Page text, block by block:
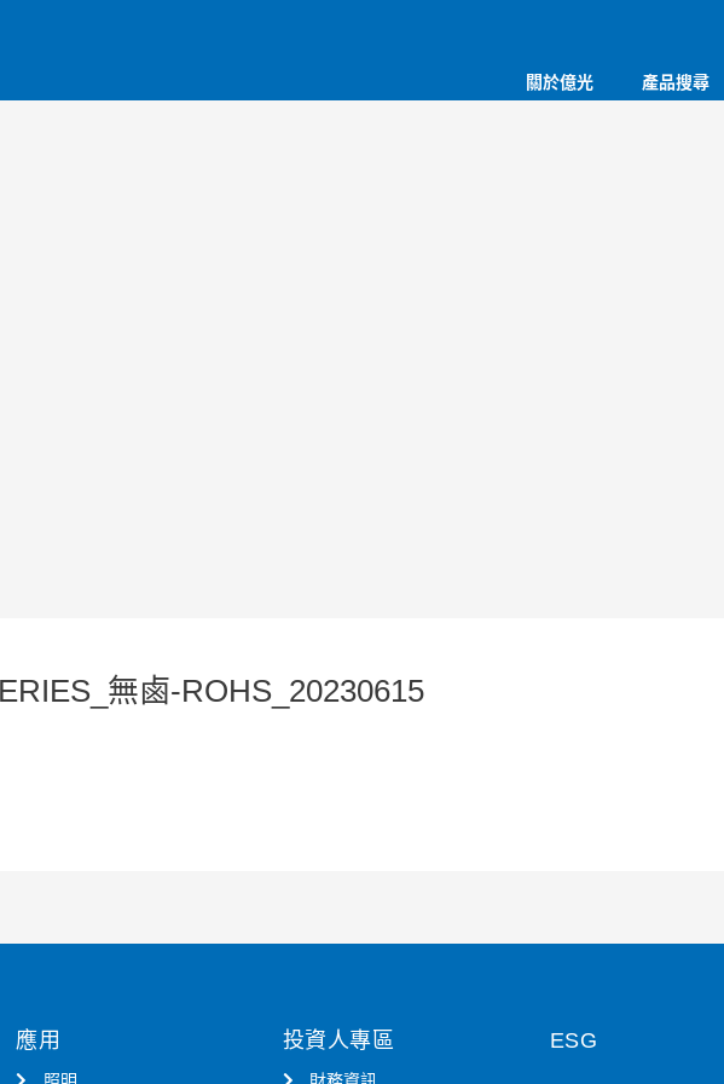
關於億光 產品搜尋
無鹵-ROHS_20230615
應用 投資人專區 ESG